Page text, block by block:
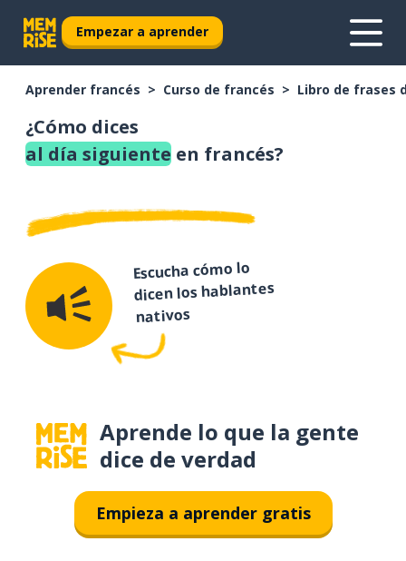
Empezar a aprender
Aprender francés Curso de francés Libro de frases
¿Cómo dices
al día siguiente en francés?
Escucha cómo lo
dicen los hablantes
nativos
Aprende lo que la gente
dice de verdad
Empieza a aprender gratis